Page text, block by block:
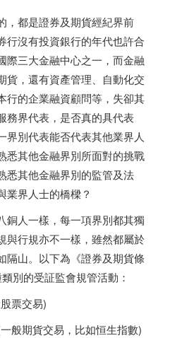
，都是證券及期貨經紀界前
行沒有投資銀行的年代也許合
際三大金融中心之一，而金融
貨，還有資產管理、自動化交
行的企業融資顧問等，失卻其
務界代表，是否真的具代表
界別代表能否代表其他業界人
悉其他金融界別所面對的挑戰
悉其他金融界別的監管及法
業界人士的橋樑？
銅人一樣，每一項界別都其獨
與行規亦不一樣，雖然都屬於
隔山。以下為《證券及期貨條
別的受証監會規管活動：
票交易)
般期貨交易，比如恒生指數)